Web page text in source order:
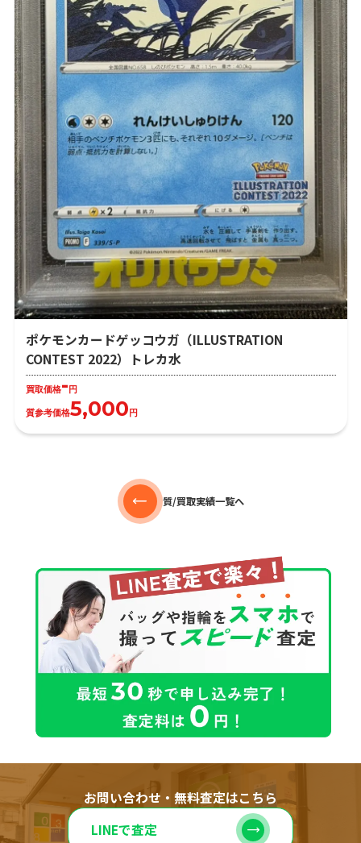
ポケモンカードゲッコウガ（ILLUSTRATION
CONTEST 2022）トレカ水
買取価格- 円
質参考価格5,000 円
質/買取実績一覧へ
お問い合わせ・無料査定はこちら
LINEで査定